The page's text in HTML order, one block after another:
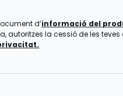
d’informació del
autoritzes la cessió de les